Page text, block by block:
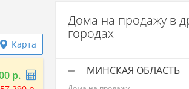
Карта
р.
Дома на продажу в
городах
МИНСКАЯ ОБЛАСТЬ